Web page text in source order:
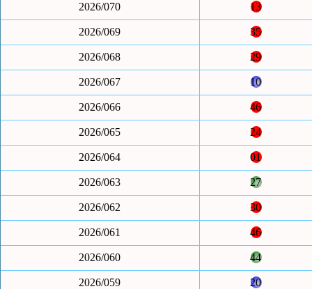
2026/070 13
2026/069 35
2026/068 29
2026/067 10
2026/066 46
2026/065 24
2026/064 01
2026/063 27
2026/062 30
2026/061 46
2026/060 44
2026/059 20